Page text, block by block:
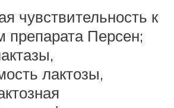
чувствительность к
препарата Персен;
лактозы,